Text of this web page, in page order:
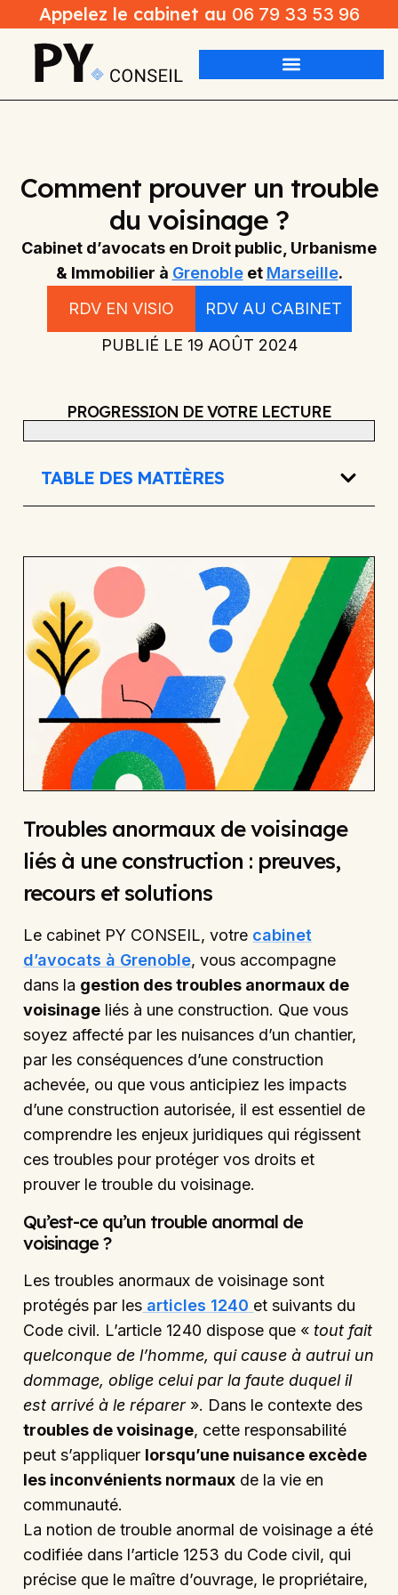
Appelez le cabinet au 06 79 33 53 96
Comment prouver un trouble
du voisinage ?
Cabinet d’avocats en Droit public, Urbanisme
& Immobilier à Grenobleet Marseille.
RDV EN VISIO
RDV AU CABINET
PUBLIÉ LE 19 AOÛT 2024
PROGRESSION DE VOTRE LECTURE
TABLE DES MATIÈRES
Troubles anormaux de voisinage
liés à une construction : preuves,
recours et solutions
Le cabinet PY CONSEIL, votre cabinet
d’avocats à Grenoble, vous accompagne
dans la gestion des troubles anormaux de
voisinage liés à une construction. Que vous
soyez affecté par les nuisances d’un chantier,
par les conséquences d’une construction
achevée, ou que vous anticipiez les impacts
d’une construction autorisée, il est essentiel de
comprendre les enjeux juridiques qui régissent
ces troubles pour protéger vos droits et
prouver le trouble du voisinage.
Qu’est-ce qu’un trouble anormal de
voisinage ?
Les troubles anormaux de voisinage sont
protégés par les articles 1240 et suivants du
Code civil. L’article 1240 dispose que « tout fait
quelconque de l’homme, qui cause à autrui un
dommage, oblige celui par la faute duquel il
est arrivé à le réparer». Dans le contexte des
troubles de voisinage, cette responsabilité
peut s’appliquer lorsqu’une nuisance excède
les inconvénients normaux de la vie en
communauté.
La notion de trouble anormal de voisinage a été
codifiée dans l’article 1253 du Code civil, qui
précise que le maître d’ouvrage, le propriétaire,